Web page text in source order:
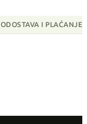
DOSTAVA I PLAĆANJE